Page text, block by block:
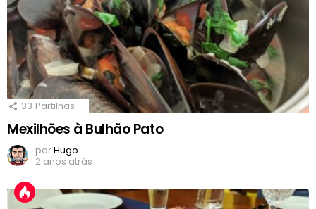
33 Partilhas
Mexilhões à Bulhão Pato
porHugo
2 anos atrás